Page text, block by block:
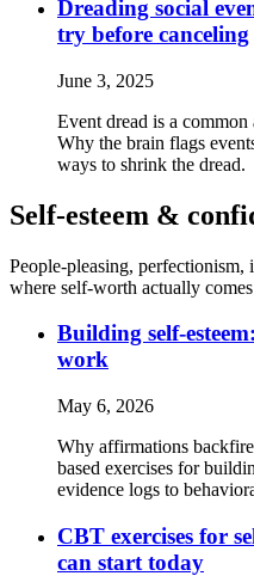
Dreading social
try before canceling
June 3, 2025
Event dread is a
Why the brain flags
ways to shrink the dread.
Self-esteem &
People-pleasing, perfectionism,
where self-worth actually
Building self-
work
May 6, 2026
Why affirmations
based exercises for
evidence logs to
CBT exercises for
can start today